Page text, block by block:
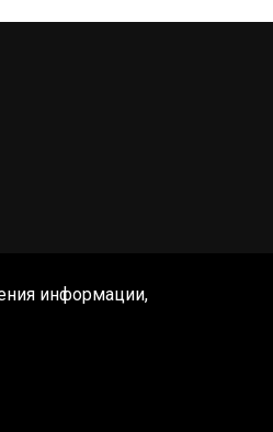
информации,